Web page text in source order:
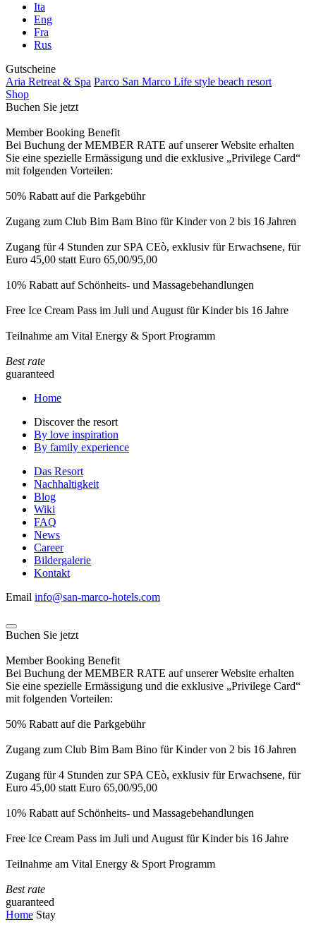
Ita
Eng
Fra
Rus
Gutscheine
Aria Retreat & Spa Parco San Marco Life style beach resort
Shop
Buchen Sie jetzt
Member Booking Benefit
Bei Buchung der MEMBER RATE auf unserer Website erhalten
Sie eine spezielle Ermässigung und die exklusive „Privilege Card“
mit folgenden Vorteilen:
50% Rabatt auf die Parkgebühr
Zugang zum Club Bim Bam Bino für Kinder von 2 bis 16 Jahren
Zugang für 4 Stunden zur SPA CEò, exklusiv für Erwachsene, für
Euro 45,00 statt Euro 65,00/95,00
10% Rabatt auf Schönheits- und Massagebehandlungen
Free Ice Cream Pass im Juli und August für Kinder bis 16 Jahre
Teilnahme am Vital Energy & Sport Programm
Best rate
guaranteed
Home
Discover the resort
By love inspiration
By family experience
Das Resort
Nachhaltigkeit
Blog
Wiki
FAQ
News
Career
Bildergalerie
Kontakt
Email info@san-marco-hotels.com
Buchen Sie jetzt
Member Booking Benefit
Bei Buchung der MEMBER RATE auf unserer Website erhalten
Sie eine spezielle Ermässigung und die exklusive „Privilege Card“
mit folgenden Vorteilen:
50% Rabatt auf die Parkgebühr
Zugang zum Club Bim Bam Bino für Kinder von 2 bis 16 Jahren
Zugang für 4 Stunden zur SPA CEò, exklusiv für Erwachsene, für
Euro 45,00 statt Euro 65,00/95,00
10% Rabatt auf Schönheits- und Massagebehandlungen
Free Ice Cream Pass im Juli und August für Kinder bis 16 Jahre
Teilnahme am Vital Energy & Sport Programm
Best rate
guaranteed
Home Stay